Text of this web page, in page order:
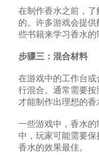
在制作香水之前，
的。许多游戏会提
些书籍来学习香水的
步骤三：混合材料
在游戏中的工作台
行混合。通常需要
才能制作出理想的香
一些游戏中，香水
中，玩家可能需要
香水的效果最佳。